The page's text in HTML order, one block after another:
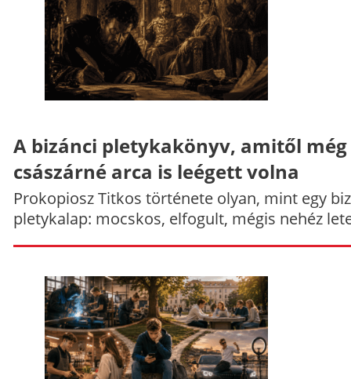
A bizánci pletykakönyv, amitől még
császárné arca is leégett volna
Prokopiosz Titkos története olyan, mint egy
pletykalap: mocskos, elfogult, mégis nehéz